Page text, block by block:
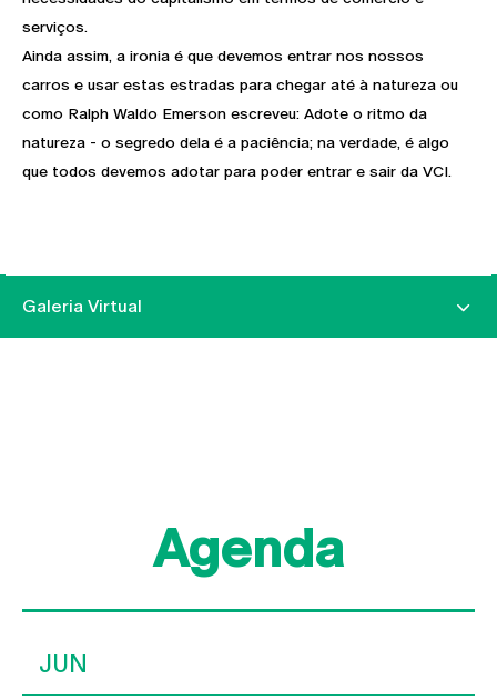
serviços.
Ainda assim, a ironia é que devemos entrar nos nossos
carros e usar estas estradas para chegar até à natureza ou
como Ralph Waldo Emerson escreveu: Adote o ritmo da
natureza - o segredo dela é a paciência; na verdade, é algo
que todos devemos adotar para poder entrar e sair da VCI.
Galeria Virtual
Agenda
JUN